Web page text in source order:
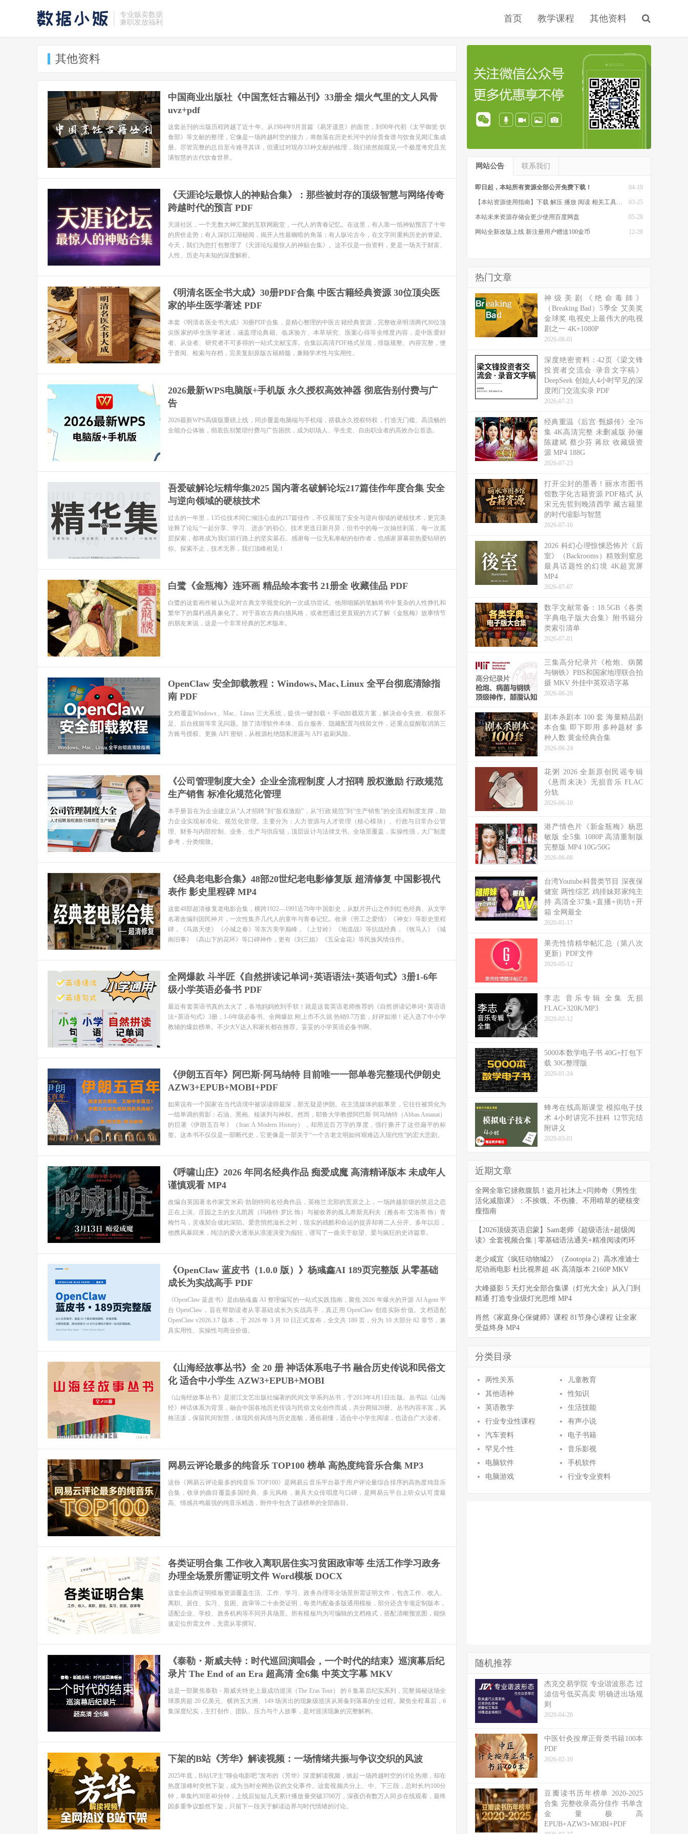
专业贩卖数据
兼职发放福利
首页 教学课程 其他资料
其他资料
中国商业出版社《中国烹饪古籍丛刊》33册全 烟火气里的文人风骨
uvz+pdf
这套丛刊的出版历程跨越了近十年。从1984年9月首篇《易牙遗意》的面世，到90年代初《太平御览·饮
食部》等文献的整理，它像是一场跨越时空的接力，将散落在历史长河中的珍贵食谱与饮食见闻汇集成
册。尽管完整的总目至今难寻其详，但通过对现存33种文献的梳理，我们依然能窥见一个极度考究且充
满智慧的古代饮食世界。
《天涯论坛最惊人的神贴合集》：那些被封存的顶级智慧与网络传奇
跨越时代的预言 PDF
天涯社区，一个无数大神汇聚的互联网殿堂，一代人的青春记忆。在这里，有人靠一纸神贴预言了十年
的房价走势；有人深扒江湖秘闻，揭开人性最幽暗的角落；有人纵论古今，在文字间重构历史的脊梁。
今天，我们为您打包整理了《天涯论坛最惊人的神贴合集》。这不仅是一份资料，更是一场关于财富、
人性、历史与未知的深度解析。
《明清名医全书大成》30册PDF合集 中医古籍经典资源 30位顶尖医
家的毕生医学著述 PDF
本套《明清名医全书大成》30册PDF合集，是精心整理的中医古籍经典资源，完整收录明清两代30位顶
尖医家的毕生医学著述，涵盖理论典籍、临床验方、本草研究、医案心得等全维度内容，是中医爱好
者、从业者、研究者不可多得的一站式文献宝库。合集以高清PDF格式呈现，排版规整、内容完整，便
于查阅、检索与存档，完美复刻原版古籍精髓，兼顾学术性与实用性。
2026最新WPS电脑版+手机版 永久授权高效神器 彻底告别付费与广
告
2026最新WPS高级版重磅上线，同步覆盖电脑端与手机端，搭载永久授权特权，打造无门槛、高流畅的
全能办公体验，彻底告别繁琐付费与广告困扰，成为职场人、学生党、自由职业者的高效办公首选。
吾爱破解论坛精华集2025 国内著名破解论坛217篇佳作年度合集 安全
与逆向领域的硬核技术
过去的一年里，135位技术同仁倾注心血的217篇佳作，不仅展现了安全与逆向领域的硬核技术，更完美
诠释了论坛“一起分享、学习、进步”的初心。技术更迭日新月异，但书中的每一次抽丝剥茧、每一次底
层探索，都将成为我们前行路上的坚实基石。感谢每一位无私奉献的创作者，也感谢屏幕前热爱钻研的
你。探索不止，技术无界，我们顶峰相见！
白鹭《金瓶梅》连环画 精品绘本套书 21册全 收藏佳品 PDF
白鹭的这套画作被认为是对古典文学视觉化的一次成功尝试。他用细腻的笔触将书中复杂的人性挣扎和
繁华下的腐朽感具象化了。对于喜欢古典白描风格，或者想通过更直观的方式了解《金瓶梅》故事情节
的朋友来说，这是一个非常经典的艺术版本。
OpenClaw 安全卸载教程：Windows､Mac､Linux 全平台彻底清除指
南 PDF
文档覆盖Windows、Mac、Linux 三大系统，提供一键卸载 + 手动卸载双方案，解决命令失效、权限不
足、后台残留等常见问题。除了清理软件本体、后台服务、隐藏配置与残留文件，还重点提醒取消第三
方账号授权、更换 API 密钥，从根源杜绝隐私泄露与 API 盗刷风险。
《公司管理制度大全》企业全流程制度 人才招聘 股权激励 行政规范
生产销售 标准化规范化管理
本手册旨在为企业建立从“人才招聘”到“股权激励”，从“行政规范”到“生产销售”的全流程制度支撑，助
力企业实现标准化、规范化管理。主要分为：人力资源与人才管理（核心模块）、行政与日常办公管
理、财务与内部控制、业务、生产与供应链，顶层设计与法律文书。全场景覆盖，实操性强，大厂制度
参考，分类细致。
《经典老电影合集》48部20世纪老电影修复版 超清修复 中国影视代
表作 影史里程碑 MP4
这套48部超清修复老电影合集，横跨1922—1991近70年中国影史，从默片开山之作到红色经典、从文学
名著改编到国民神片，一次性集齐几代人的童年与青春记忆。收录《劳工之爱情》《神女》等影史里程
碑，《马路天使》《小城之春》等东方美学巅峰，《上甘岭》《地道战》等抗战经典，《牧马人》《城
南旧事》《高山下的花环》等口碑神作，更有《刘三姐》《五朵金花》等民族风情佳作。
全网爆款 斗半匠《自然拼读记单词+英语语法+英语句式》3册1-6年
级小学英语必备书 PDF
最近有套英语书真的太火了，各地妈妈抢到手软！就是这套英语老师推荐的《自然拼读记单词+英语语
法+英语句式》3册，1-6年级必备书。全网爆款 刚上市不久就 热销9.7万套，好评如潮！还入选了中小学
教辅的爆款榜单。不少大V达人和家长都在推荐。妥妥的小学英语必备书啊。
《伊朗五百年》阿巴斯·阿马纳特 目前唯一一部单卷完整现代伊朗史
AZW3+EPUB+MOBI+PDF
如果说有一个国家在当代语境中被误读得最深，那无疑是伊朗。在主流媒体的叙事里，它往往被简化为
一组单调的剪影：石油、黑袍、核谈判与神权。然而，耶鲁大学教授阿巴斯·阿马纳特（Abbas Amanat）
的巨著《伊朗五百年》（Iran: A Modern History），却用近百万字的厚度，强行撕开了这些扁平的标
签。这本书不仅仅是一部断代史，它更像是一部关于“一个古老文明如何艰难迈入现代性”的宏大悲剧。
《呼啸山庄》2026 年同名经典作品 痴爱成魔 高清精译版本 未成年人
谨慎观看 MP4
改编自英国著名作家艾米莉·勃朗特同名经典作品，英格兰北部的荒原之上，一场跨越阶级的禁忌之恋
正在上演。庄园之主的女儿凯茜（玛格特·罗比 饰）与被收养的孤儿希斯克利夫（雅各布·艾洛蒂 饰）青
梅竹马，灵魂契合彼此深陷。爱意悄然滋长之时，现实的残酷和命运的捉弄却将二人分开。多年以后，
他携风暴回来，纯洁的爱火逐渐从浪漫演变为痴狂，谱写了一曲关于欲望、爱与疯狂的史诗篇章。
《OpenClaw 蓝皮书（1.0.0 版）》杨彧鑫AI 189页完整版 从零基础
成长为实战高手 PDF
《OpenClaw 蓝皮书》是由杨彧鑫 AI 整理编写的一站式实践指南，聚焦 2026 年爆火的开源 AI Agent 平
台 OpenClaw，旨在帮助读者从零基础成长为实战高手，真正用 OpenClaw 创造实际价值。文档适配
OpenClaw v2026.3.7 版本，于 2026 年 3 月 10 日正式发布，全文共 189 页，分为 10 大部分 82 章节，兼
具实用性、实操性与商业价值。
《山海经故事丛书》全 20 册 神话体系电子书 融合历史传说和民俗文
化 适合中小学生 AZW3+EPUB+MOBI
《山海经故事丛书》是浙江文艺出版社编著的民间文学系列丛书，于2013年4月1日出版。丛书以《山海
经》神话体系为背景，融合中国各地历史传说与民俗文化创作而成，共分两辑20册。丛书内容丰富，风
格活泼，保留民间智慧，体现民俗风情与历史面貌，通俗易懂，适合中小学生阅读，也适合广大读者。
网易云评论最多的纯音乐 TOP100 榜单 高热度纯音乐合集 MP3
这份《网易云评论最多的纯音乐 TOP100》是网易云音乐平台基于用户评论量综合排序的高热度纯音乐
合集，收录的曲目覆盖多国经典、多元风格，兼具大众传唱度与口碑，是网易云平台上听众认可度最
高、情感共鸣最强的纯音乐精选，附件中包含了该榜单的全部曲目。
各类证明合集 工作收入离职居住实习贫困政审等 生活工作学习政务
办理全场景所需证明文件 Word模板 DOCX
这套全品类证明模板资源覆盖生活、工作、学习、政务办理等全场景所需证明文件，包含工作、收入、
离职、居住、实习、贫困、政审等二十余类证明，每类均配备多版通用模板，部分还含专项定制版本，
适配企业、学校、政务机构等不同开具场景。所有模板均为可编辑的文档格式，搭配清晰预览图，能快
速定位所需文件，无需从零撰写。
《泰勒・斯威夫特：时代巡回演唱会，一个时代的结束》巡演幕后纪
录片 The End of an Era 超高清 全6集 中英文字幕 MKV
这是一部聚焦泰勒・斯威夫特史上最成功巡演（The Eras Tour） 的 6 集幕后纪实系列，完整揭秘这场全
球票房超 20 亿美元、横跨五大洲、149 场演出的现象级巡演从筹备到落幕的全过程。聚焦全程幕后，6
集深度纪实，主打创作、团队、压力与个人故事，是对巡演现象的完整解构。
下架的B站《芳华》解读视频：一场情绪共振与争议交织的风波
2025年底，B站UP主“聊会电影吧”发布的《芳华》深度解读视频，掀起一场跨越时空的讨论热潮，却在
热度顶峰时突然下架，成为当时全网热议的文化事件。这套视频共分上、中、下三段，总时长约100分
钟，单集约30至40分钟，上线后短短几天累计播放量突破3700万，深夜仍有数万人同步在线观看，最终
因多重争议黯然下架，只留下一段关于解读边界与时代情绪的讨论。
网站公告 联系我们
04-19
即日起，本站所有资源全部公开免费下载！
03-25
【本站资源使用指南】下载 解压 播放 阅读 相关工具软件
05-28
本站未来资源存储会更少使用百度网盘
12-28
网站全新改版上线 新注册用户赠送100金币
热门文章
神级美剧《绝命毒師》
（Breaking Bad）5季全 艾美奖
金球奖 电视史上最伟大的电视
剧之一 4K+1080P
2026-08-01
深度绝密资料：42页《梁文锋
投资者交流会·录音文字稿》
DeepSeek 创始人4小时罕见的深
度闭门交流实录 PDF
2026-07-23
经典重温《后宫·甄嬛传》全76
集 4K高清完整 未删减版 孙俪
陈建斌 蔡少芬 蒋欣 收藏级资
源 MP4 188G
2026-07-23
打开尘封的墨香！丽水市图书
馆数字化古籍资源 PDF格式 从
宋元先哲到晚清西学 藏古籍里
的时代缩影与智慧
2026-07-16
2026 科幻心理惊悚恐怖片《后
室》（Backrooms）精致到窒息
最具话题性的幻境 4K超宽屏
MP4
2026-07-07
数字文献常备：18.5GB《各类
字典电子版大合集》附书籍分
类索引清单
2026-07-01
三集高分纪录片《枪炮、病菌
与钢铁》PBS和国家地理联合拍
摄 MKV 外挂中英双语字幕
2026-06-28
剧本杀剧本 100 套 海量精品剧
本合集 即下即用 多种题材 多
种人数 黄金经典合集
2026-06-24
花粥 2026 全新原创民谣专辑
《悬而未决》无损音乐 FLAC
分轨
2026-06-10
港产情色片《新金瓶梅》杨思
敏版 全5集 1080P 高清重制版
完整版 MP4 10G/50G
2026-06-08
台湾Youtube科普类节目 深夜保
健室 两性综艺 鸡排妹郑家纯主
持 高清全37集+直播+街坊+开
箱 全网最全
2020-01-17
果壳性情精华帖汇总（第八次
更新）PDF文件
2020-05-12
李志 音乐专辑 全集 无损
FLAC+320K/MP3
2020-02-12
5000本数学电子书 40G+打包下
载 30G整理版
2020-01-24
蜂考在线高斯课堂 模拟电子技
术 4小时讲完不挂科 12节完结
附讲义
2020-03-01
近期文章
全网全靠它拯救腹肌！盗月社沐上×闫帅奇《男性生
活化减脂课》：不挨饿、不伤膝、不用啃草的硬核变
瘦指南
【2026顶级英语启蒙】Sam老师《超级语法+超级阅
读》全套视频合集 | 零基础语法通关+精准阅读闭环
老少咸宜《疯狂动物城2》（Zootopia 2）高水准迪士
尼动画电影 杜比视界超 4K 高清版本 2160P MKV
大峰摄影 5 天灯光全部合集课（灯光大全）从入门到
精通 打造专业级灯光思维 MP4
肖然《家庭身心保健师》课程 81节身心课程 让全家
受益终身 MP4
分类目录
两性关系
儿童教育
其他语种
性知识
英语教学
生活技能
行业专业性课程
有声小说
汽车资料
电子书籍
罕见个性
音乐影视
电脑软件
手机软件
电脑游戏
行业专业资料
随机推荐
杰克交易学院 专业谐波形态 过
滤信号低买高卖 明确进出场规
则
2020-04-26
中医针灸按摩正骨类书籍100本
PDF
2026-02-10
豆瓣读书历年榜单 2020-2025
合集 完整收录高分佳作 书单含
金量极高
EPUB+AZW3+MOBI+PDF